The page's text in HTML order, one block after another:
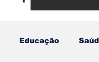
Educação